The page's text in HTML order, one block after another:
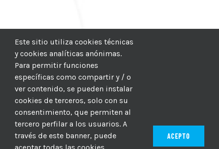
Este sitio utiliza cookies técnicas
y cookies analíticas anónimas.
Para permitir funciones
específicas como compartir y / o
ver contenido, se pueden instalar
cookies de terceros, solo con su
consentimiento, que permiten al
tercero perfilar a los usuarios. A
través de este banner, puede
ACEPTO